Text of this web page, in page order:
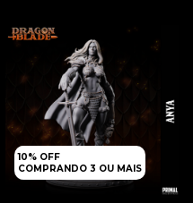
10% OFF
COMPRANDO 3 OU MAIS